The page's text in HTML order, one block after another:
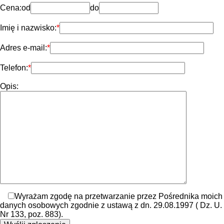
Cena:od do
Imię i nazwisko:
Adres e-mail:
Telefon:
Opis:
Wyrażam zgodę na przetwarzanie przez Pośrednika moich
danych osobowych zgodnie z ustawą z dn. 29.08.1997 ( Dz. U.
Nr 133, poz. 883).